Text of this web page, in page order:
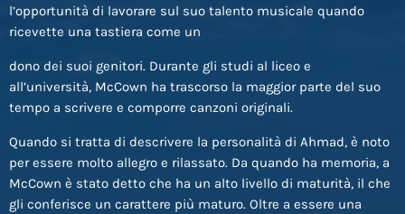
l’opportunità di lavorare sul suo talento musicale quando
ricevette una tastiera come un
dono dei suoi genitori. Durante gli studi al liceo e
all’università, McCown ha trascorso la maggior parte del suo
tempo a scrivere e comporre canzoni originali.
Quando si tratta di descrivere la personalità di Ahmad, è noto
per essere molto allegro e rilassato. Da quando ha memoria, a
McCown è stato detto che ha un alto livello di maturità, il che
gli conferisce un carattere più maturo. Oltre a essere una